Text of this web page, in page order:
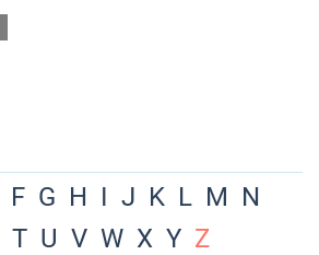
F G H I J K L M N
T U V W X Y Z